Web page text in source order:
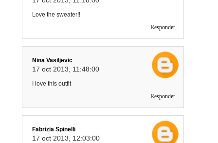
Love the sweater!!
Responder
Nina Vasiljevic
17 oct 2013, 11:48:00
I love this outfit
Responder
Fabrizia Spinelli
17 oct 2013, 12:03:00